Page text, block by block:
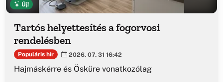
Új!
Tartós helyettesítés a fogorvosi
rendelésben
Populáris hír 2026. 07. 31 16:42
Hajmáskérre és Ösküre vonatkozólag